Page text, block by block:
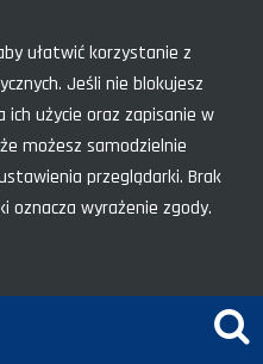
ułatwić korzystanie z
Jeśli nie blokujesz
użycie oraz zapisanie w
możesz samodzielnie
przeglądarki. Brak
oznacza wyrażenie zgody.